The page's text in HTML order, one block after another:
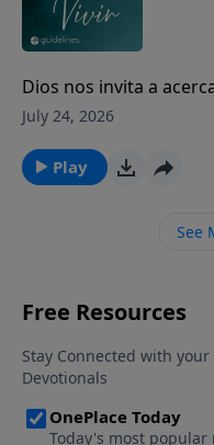
Dios nos invita a
sincero, incluso en
July 24, 2026
Play
See